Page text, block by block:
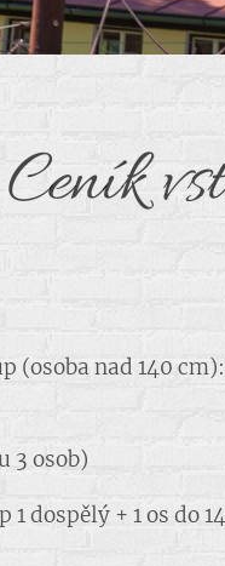
Ceník
1.
(osoba nad
3 osob)
1 dospělý + 1 os